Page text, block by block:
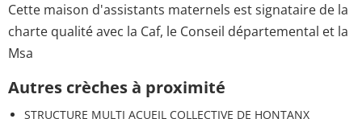
Cette maison d'assistants maternels est signataire de la
charte qualité avec la Caf, le Conseil départemental et la
Msa
Autres crèches à proximité
STRUCTURE MULTI ACUEIL COLLECTIVE DE HONTANX